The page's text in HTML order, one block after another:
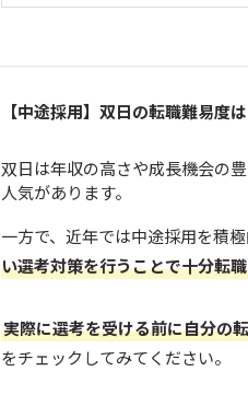
【中途採用】双日の転職難易度
双日は年収の高さや成長機会の
人気があります。
一方で、近年では中途採用を積
い選考対策を行うことで十分転
実際に選考を受ける前に自分の
をチェックしてみてください。